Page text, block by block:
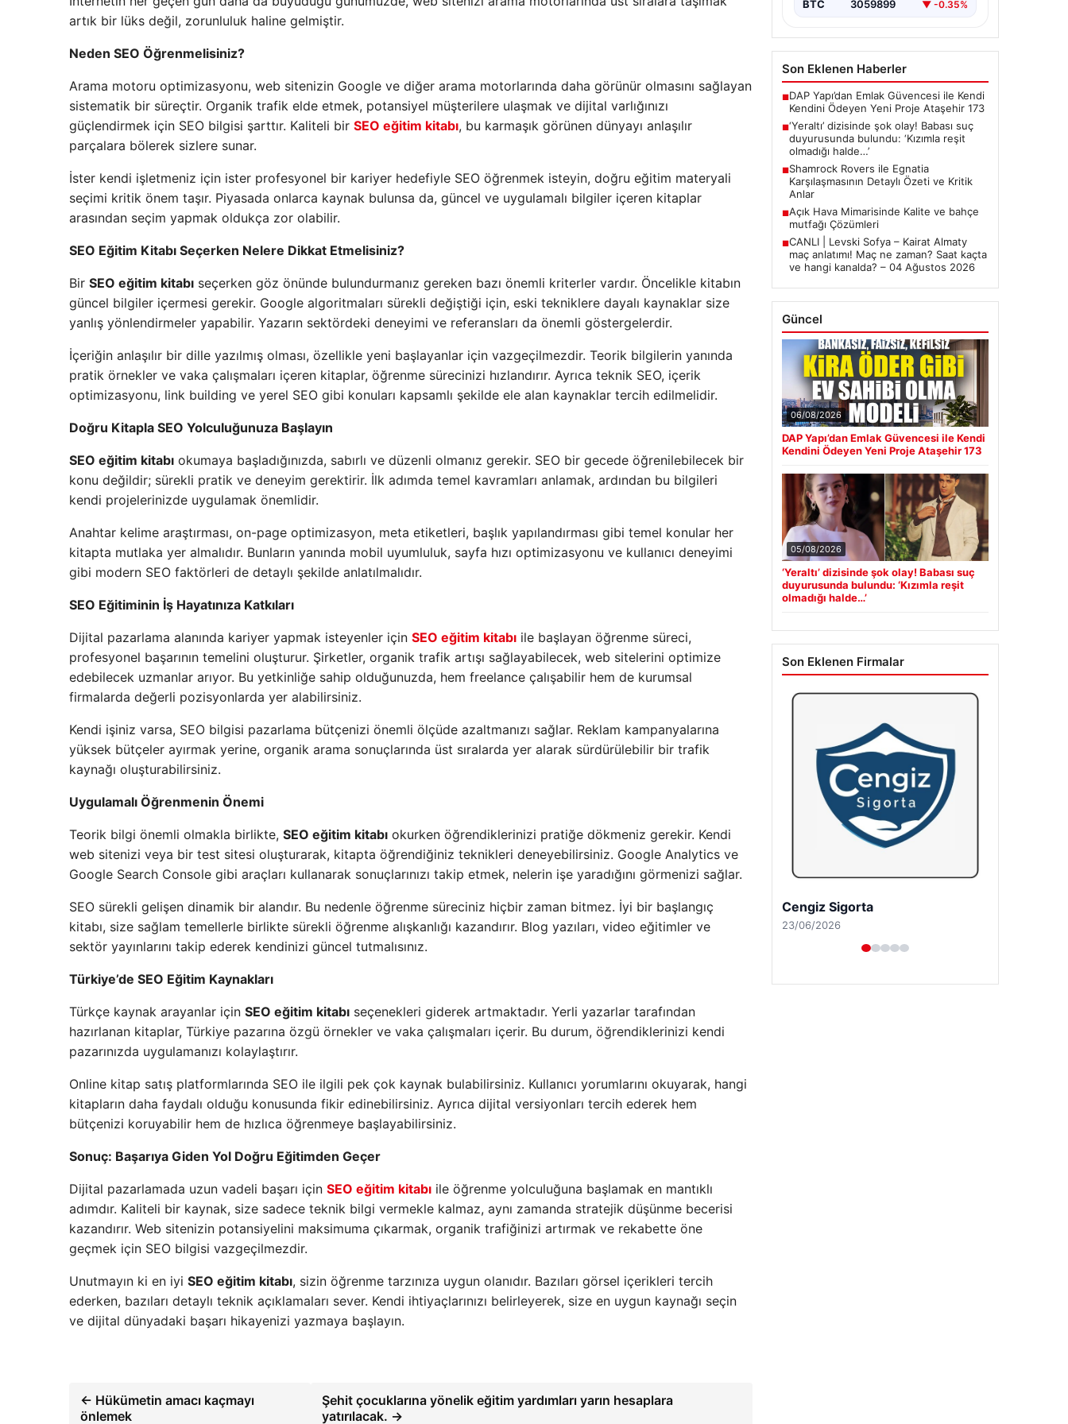
artık bir lüks değil, zorunluluk haline gelmiştir.
Neden SEO Öğrenmelisiniz?
Arama motoru optimizasyonu, web sitenizin Google ve diğer arama motorlarında daha görünür olmasını sağlayan
sistematik bir süreçtir. Organik trafik elde etmek, potansiyel müşterilere ulaşmak ve dijital varlığınızı
güçlendirmek için SEO bilgisi şarttır. Kaliteli bir SEO eğitim kitabı, bu karmaşık görünen dünyayı anlaşılır
parçalara bölerek sizlere sunar.
İster kendi işletmeniz için ister profesyonel bir kariyer hedefiyle SEO öğrenmek isteyin, doğru eğitim materyali
seçimi kritik önem taşır. Piyasada onlarca kaynak bulunsa da, güncel ve uygulamalı bilgiler içeren kitaplar
arasından seçim yapmak oldukça zor olabilir.
SEO Eğitim Kitabı Seçerken Nelere Dikkat Etmelisiniz?
Bir SEO eğitim kitabı seçerken göz önünde bulundurmanız gereken bazı önemli kriterler vardır. Öncelikle kitabın
güncel bilgiler içermesi gerekir. Google algoritmaları sürekli değiştiği için, eski tekniklere dayalı kaynaklar size
yanlış yönlendirmeler yapabilir. Yazarın sektördeki deneyimi ve referansları da önemli göstergelerdir.
İçeriğin anlaşılır bir dille yazılmış olması, özellikle yeni başlayanlar için vazgeçilmezdir. Teorik bilgilerin yanında
pratik örnekler ve vaka çalışmaları içeren kitaplar, öğrenme sürecinizi hızlandırır. Ayrıca teknik SEO, içerik
optimizasyonu, link building ve yerel SEO gibi konuları kapsamlı şekilde ele alan kaynaklar tercih edilmelidir.
Doğru Kitapla SEO Yolculuğunuza Başlayın
SEO eğitim kitabı okumaya başladığınızda, sabırlı ve düzenli olmanız gerekir. SEO bir gecede öğrenilebilecek bir
konu değildir; sürekli pratik ve deneyim gerektirir. İlk adımda temel kavramları anlamak, ardından bu bilgileri
kendi projelerinizde uygulamak önemlidir.
Anahtar kelime araştırması, on-page optimizasyon, meta etiketleri, başlık yapılandırması gibi temel konular her
kitapta mutlaka yer almalıdır. Bunların yanında mobil uyumluluk, sayfa hızı optimizasyonu ve kullanıcı deneyimi
gibi modern SEO faktörleri de detaylı şekilde anlatılmalıdır.
SEO Eğitiminin İş Hayatınıza Katkıları
Dijital pazarlama alanında kariyer yapmak isteyenler için SEO eğitim kitabı ile başlayan öğrenme süreci,
profesyonel başarının temelini oluşturur. Şirketler, organik trafik artışı sağlayabilecek, web sitelerini optimize
edebilecek uzmanlar arıyor. Bu yetkinliğe sahip olduğunuzda, hem freelance çalışabilir hem de kurumsal
firmalarda değerli pozisyonlarda yer alabilirsiniz.
Kendi işiniz varsa, SEO bilgisi pazarlama bütçenizi önemli ölçüde azaltmanızı sağlar. Reklam kampanyalarına
yüksek bütçeler ayırmak yerine, organik arama sonuçlarında üst sıralarda yer alarak sürdürülebilir bir trafik
kaynağı oluşturabilirsiniz.
Uygulamalı Öğrenmenin Önemi
Teorik bilgi önemli olmakla birlikte, SEO eğitim kitabı okurken öğrendiklerinizi pratiğe dökmeniz gerekir. Kendi
web sitenizi veya bir test sitesi oluşturarak, kitapta öğrendiğiniz teknikleri deneyebilirsiniz. Google Analytics ve
Google Search Console gibi araçları kullanarak sonuçlarınızı takip etmek, nelerin işe yaradığını görmenizi sağlar.
SEO sürekli gelişen dinamik bir alandır. Bu nedenle öğrenme süreciniz hiçbir zaman bitmez. İyi bir başlangıç
kitabı, size sağlam temellerle birlikte sürekli öğrenme alışkanlığı kazandırır. Blog yazıları, video eğitimler ve
sektör yayınlarını takip ederek kendinizi güncel tutmalısınız.
Türkiye’de SEO Eğitim Kaynakları
Türkçe kaynak arayanlar için SEO eğitim kitabı seçenekleri giderek artmaktadır. Yerli yazarlar tarafından
hazırlanan kitaplar, Türkiye pazarına özgü örnekler ve vaka çalışmaları içerir. Bu durum, öğrendiklerinizi kendi
pazarınızda uygulamanızı kolaylaştırır.
Online kitap satış platformlarında SEO ile ilgili pek çok kaynak bulabilirsiniz. Kullanıcı yorumlarını okuyarak, hangi
kitapların daha faydalı olduğu konusunda fikir edinebilirsiniz. Ayrıca dijital versiyonları tercih ederek hem
bütçenizi koruyabilir hem de hızlıca öğrenmeye başlayabilirsiniz.
Sonuç: Başarıya Giden Yol Doğru Eğitimden Geçer
Dijital pazarlamada uzun vadeli başarı için SEO eğitim kitabı ile öğrenme yolculuğuna başlamak en mantıklı
adımdır. Kaliteli bir kaynak, size sadece teknik bilgi vermekle kalmaz, aynı zamanda stratejik düşünme becerisi
kazandırır. Web sitenizin potansiyelini maksimuma çıkarmak, organik trafiğinizi artırmak ve rekabette öne
geçmek için SEO bilgisi vazgeçilmezdir.
Unutmayın ki en iyi SEO eğitim kitabı, sizin öğrenme tarzınıza uygun olanıdır. Bazıları görsel içerikleri tercih
ederken, bazıları detaylı teknik açıklamaları sever. Kendi ihtiyaçlarınızı belirleyerek, size en uygun kaynağı seçin
ve dijital dünyadaki başarı hikayenizi yazmaya başlayın.
← Hükümetin amacı kaçmayı
önlemek
Şehit çocuklarına yönelik eğitim yardımları yarın hesaplara
yatırılacak. →
BTC 3059899 ▼ -0.35%
Son Eklenen Haberler
■DAP Yapı’dan Emlak Güvencesi ile Kendi
Kendini Ödeyen Yeni Proje Ataşehir 173
■‘Yeraltı’ dizisinde şok olay! Babası suç
duyurusunda bulundu: ‘Kızımla reşit
olmadığı halde…’
■Shamrock Rovers ile Egnatia
Karşılaşmasının Detaylı Özeti ve Kritik
Anlar
■Açık Hava Mimarisinde Kalite ve bahçe
mutfağı Çözümleri
■CANLI | Levski Sofya – Kairat Almaty
maç anlatımı! Maç ne zaman? Saat kaçta
ve hangi kanalda? – 04 Ağustos 2026
Güncel
06/08/2026
DAP Yapı’dan Emlak Güvencesi ile Kendi
Kendini Ödeyen Yeni Proje Ataşehir 173
05/08/2026
‘Yeraltı’ dizisinde şok olay! Babası suç
duyurusunda bulundu: ‘Kızımla reşit
olmadığı halde…’
Son Eklenen Firmalar
Hastaş Beton
26/05/2026